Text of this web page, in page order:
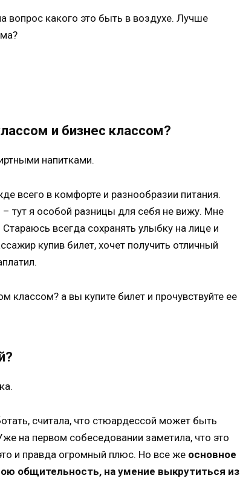
вопрос какого это быть в воздухе. Лучше
и бизнес классом?
напитками.
всего в комфорте и разнообразии питания.
тут я особой разницы для себя не вижу. Мне
всегда сохранять улыбку на лице и
купив билет, хочет получить отличный
классом? а вы купите билет и прочувствуйте ее
считала, что стюардессой может быть
на первом собеседовании заметила, что это
и правда огромный плюс. Но все же основное
общительность, на умение выкрутиться из